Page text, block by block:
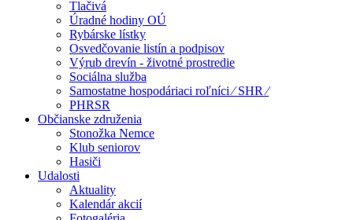
Tlačivá
Úradné hodiny OÚ
Rybárske lístky
Osvedčovanie listín a podpisov
Výrub drevín - životné prostredie
Sociálna služba
Samostatne hospodáriaci roľníci ⁄ SHR ⁄
PHRSR
Občianske združenia
Stonožka Nemce
Klub seniorov
Hasiči
Udalosti
Aktuality
Kalendár akcií